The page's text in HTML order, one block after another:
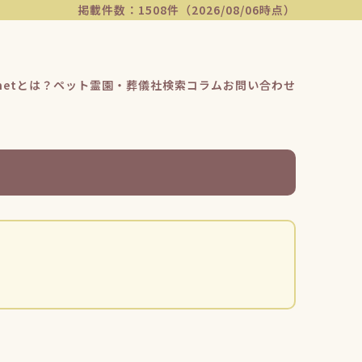
掲載件数：1508件（2026/08/06時点）
とは？ ペット霊園・葬儀社検索コラムお問い合わせ